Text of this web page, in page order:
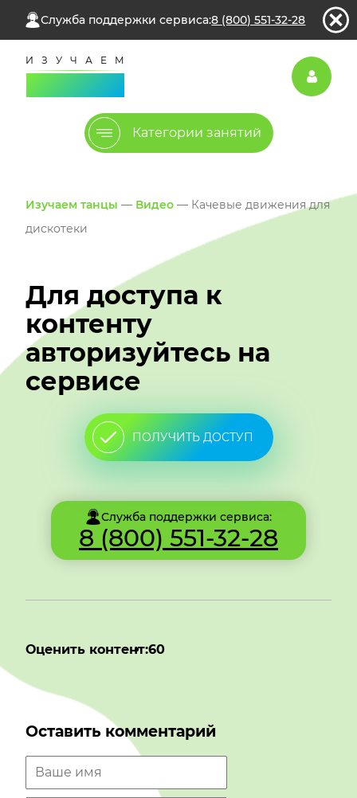
Служба поддержки сервиса:8 (800) 551-32-28
Категории занятий
Изучаем танцы — Видео — Качевые движения для
дискотеки
Для доступа к
контенту
авторизуйтесь на
сервисе
ПОЛУЧИТЬ ДОСТУП
Служба поддержки сервиса:
8 (800) 551-32-28
Оценить контент:60
Оставить комментарий